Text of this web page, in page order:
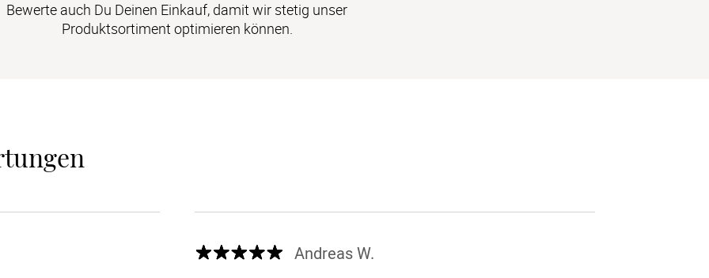
Bewerte auch Du Deinen Einkauf, damit wir stetig unser
Produktsortiment optimieren können.
Andreas W.